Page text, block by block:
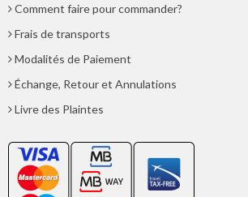
Comment faire pour commander?
Frais de transports
Modalités de Paiement
Échange, Retour et Annulations
Livre des Plaintes